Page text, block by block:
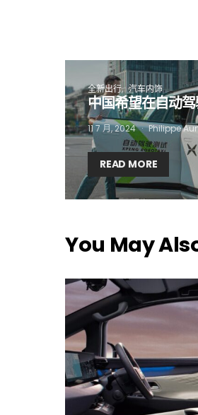
全新出行 汽车内饰
中国希望在自动
11 7 月, 2024 Philippe
READ MORE
You May